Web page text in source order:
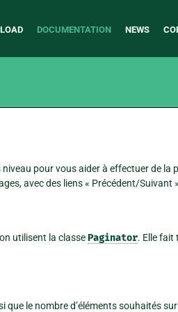
DOCUMENTATION NEWS
pour vous aider à effectuer de la
avec des liens « Précédent/Suivant
utilisent la classePaginator. Elle fait
que le nombre d’éléments souhaités